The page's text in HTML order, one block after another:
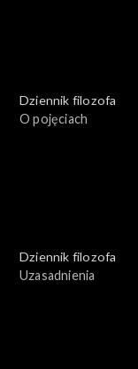
Dziennik filozofa
O pojęciach
Dziennik filozofa
Uzasadnienia